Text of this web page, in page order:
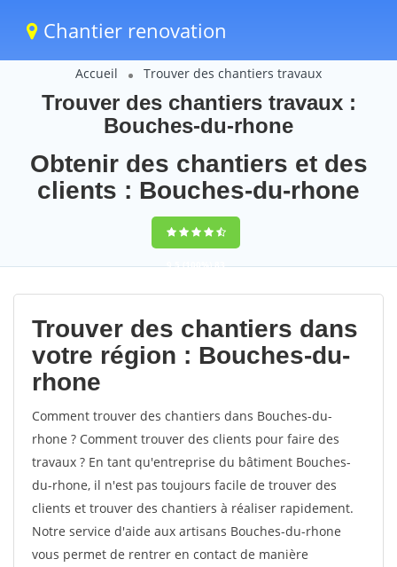
Chantier renovation
Accueil Trouver des chantiers travaux
Trouver des chantiers travaux :
Bouches-du-rhone
Obtenir des chantiers et des
clients : Bouches-du-rhone
9,5(100%)83
votes
Trouver des chantiers dans
votre région : Bouches-du-
rhone
Comment trouver des chantiers dans Bouches-du-
rhone ? Comment trouver des clients pour faire des
travaux ? En tant qu'entreprise du bâtiment Bouches-
du-rhone, il n'est pas toujours facile de trouver des
clients et trouver des chantiers à réaliser rapidement.
Notre service d'aide aux artisans Bouches-du-rhone
vous permet de rentrer en contact de manière